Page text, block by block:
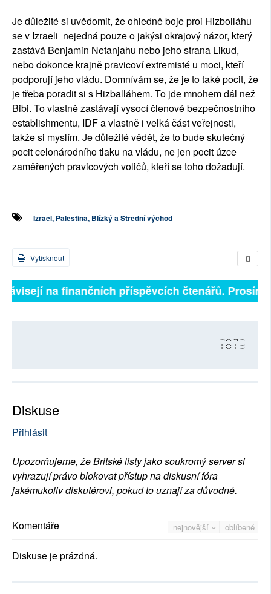
Je důležité si uvědomit, že ohledně boje proi Hizbolláhu
se v Izraeli nejedná pouze o jakýsi okrajový názor, který
zastává Benjamin Netanjahu nebo jeho strana Likud,
nebo dokonce krajně pravicoví extremisté u moci, kteří
podporují jeho vládu. Domnívám se, že je to také pocit, že
je třeba poradit si s Hizballáhem. To jde mnohem dál než
Bibi. To vlastně zastávají vysocí členové bezpečnostního
establishmentu, IDF a vlastně i velká část veřejnosti,
takže si myslím. Je důležité vědět, že to bude skutečný
pocit celonárodního tlaku na vládu, ne jen pocit úzce
zaměřených pravicových voličů, kteří se toho dožadují.
Izrael, Palestina, Blízký a Střední východ
0
Vytisknout
na finančních příspěvcích čtenářů. Prosíme,
7879
Diskuse
Přihlásit
Upozorňujeme, že Britské listy jako soukromý server si
vyhrazují právo blokovat přístup na diskusní fóra
jakémukoliv diskutérovi, pokud to uznají za důvodné.
nejnovější oblíbené
Komentáře
Diskuse je prázdná.